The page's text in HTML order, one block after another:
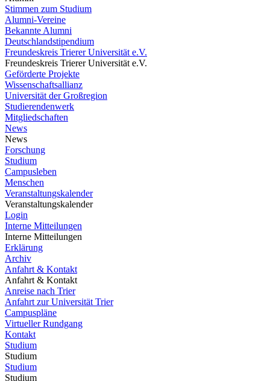
Stimmen zum Studium
Alumni-Vereine
Bekannte Alumni
Deutschlandstipendium
Freundeskreis Trierer Universität e.V.
Freundeskreis Trierer Universität e.V.
Geförderte Projekte
Wissenschaftsallianz
Universität der Großregion
Studierendenwerk
Mitgliedschaften
News
News
Forschung
Studium
Campusleben
Menschen
Veranstaltungskalender
Veranstaltungskalender
Login
Interne Mitteilungen
Interne Mitteilungen
Erklärung
Archiv
Anfahrt & Kontakt
Anfahrt & Kontakt
Anreise nach Trier
Anfahrt zur Universität Trier
Campuspläne
Virtueller Rundgang
Kontakt
Studium
Studium
Studium
Studium